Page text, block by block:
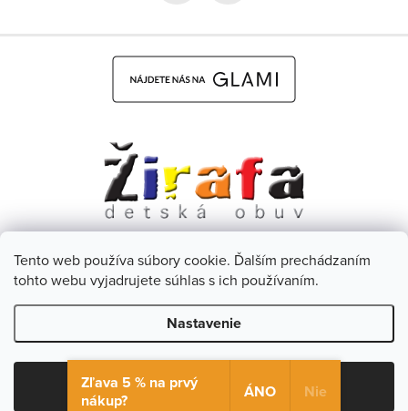
Tento web používa súbory cookie. Ďalším prechádzaním
tohto webu vyjadrujete súhlas s ich používaním.
Nastavenie
Súhlasím
Dětská obuv Žirafa - CZ Facebook
& Verteco
Copyright 2026Žirafa Detská obuv. Všetky práva vyhradené.
Zľava 5 % na prvý
nákup?
ÁNO Nie